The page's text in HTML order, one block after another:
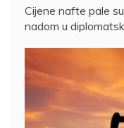
Cijene nafte pale
nadom u